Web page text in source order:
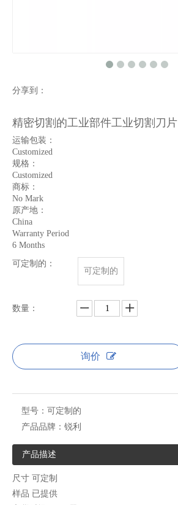
分享到：
精密切割的工业部件工业切割刀片
运输包装：
Customized
规格：
Customized
商标：
No Mark
原产地：
China
Warranty Period
6 Months
可定制的：
可定制的
数量：
询价
型号： 可定制的
产品品牌： 锐利
产品描述
尺寸 可定制
样品 已提供